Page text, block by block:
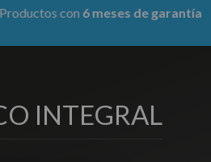
con6 meses de garantía
INTEGRAL